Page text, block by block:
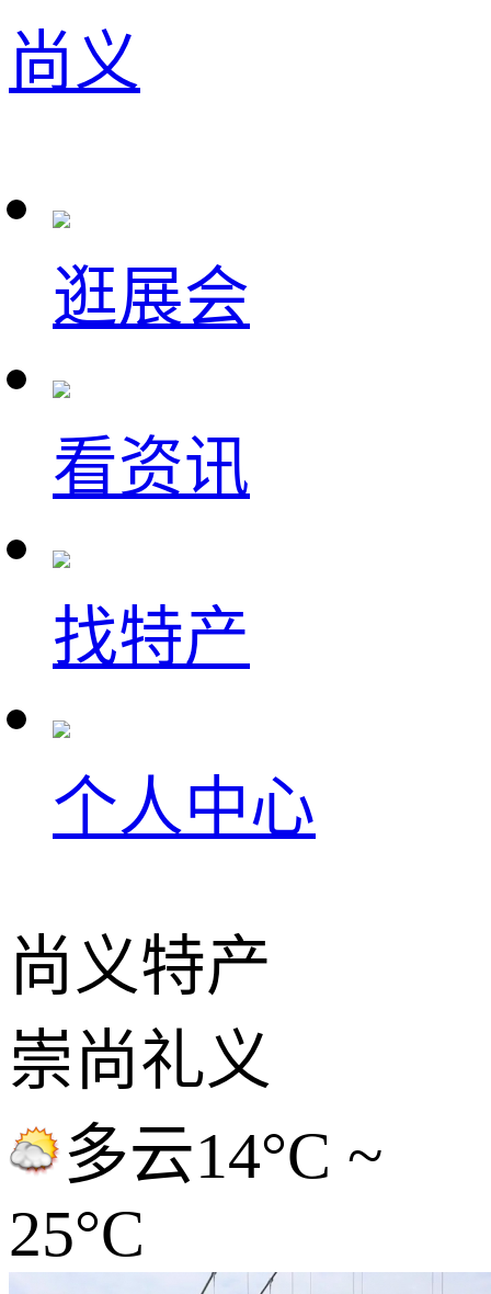
尚义
逛展会
看资讯
找特产
个人中心
尚义特产
崇尚礼义
多云14°C ~
25°C